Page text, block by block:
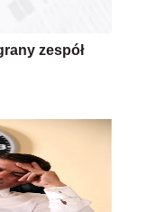
zespół